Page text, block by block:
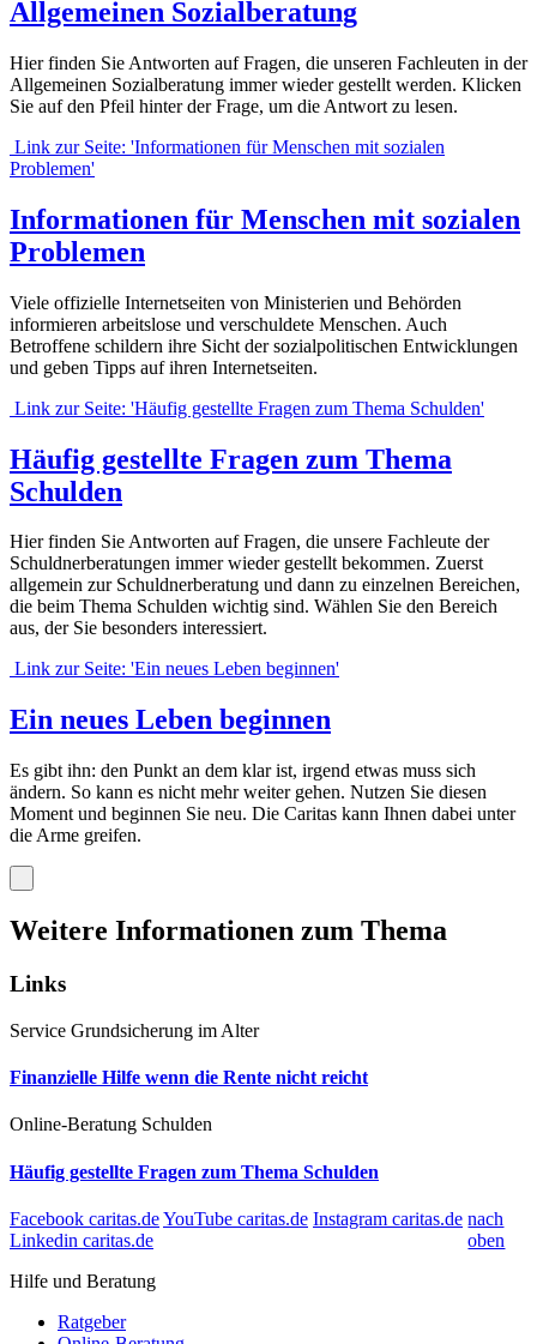
Allgemeinen Sozialberatung
Hier finden Sie Antworten auf Fragen, die unseren Fachleuten in der
Allgemeinen Sozialberatung immer wieder gestellt werden. Klicken
Sie auf den Pfeil hinter der Frage, um die Antwort zu lesen.
Link zur Seite: 'Informationen für Menschen mit sozialen
Problemen'
Informationen für Menschen mit sozialen
Problemen
Viele offizielle Internetseiten von Ministerien und Behörden
informieren arbeitslose und verschuldete Menschen. Auch
Betroffene schildern ihre Sicht der sozialpolitischen Entwicklungen
und geben Tipps auf ihren Internetseiten.
Link zur Seite: 'Häufig gestellte Fragen zum Thema Schulden'
Häufig gestellte Fragen zum Thema
Schulden
Hier finden Sie Antworten auf Fragen, die unsere Fachleute der
Schuldnerberatungen immer wieder gestellt bekommen. Zuerst
allgemein zur Schuldnerberatung und dann zu einzelnen Bereichen,
die beim Thema Schulden wichtig sind. Wählen Sie den Bereich
aus, der Sie besonders interessiert.
Link zur Seite: 'Ein neues Leben beginnen'
Ein neues Leben beginnen
Es gibt ihn: den Punkt an dem klar ist, irgend etwas muss sich
ändern. So kann es nicht mehr weiter gehen. Nutzen Sie diesen
Moment und beginnen Sie neu. Die Caritas kann Ihnen dabei unter
die Arme greifen.
Weitere Informationen zum Thema
Links
Service Grundsicherung im Alter
Finanzielle Hilfe wenn die Rente nicht reicht
Online-Beratung Schulden
Häufig gestellte Fragen zum Thema Schulden
Facebook caritas.deYouTube caritas.de Instagram caritas.de
Linkedin caritas.de
nach
oben
Hilfe und Beratung
Ratgeber